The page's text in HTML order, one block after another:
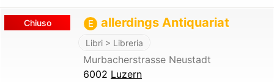
Chiuso E allerdings Antiquariat
Libri > Libreria
Murbacherstrasse Neustadt
6002 Luzern